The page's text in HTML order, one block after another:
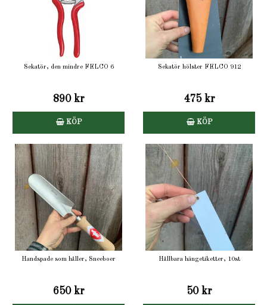
Sekatör, den mindre FELCO 6
890 kr
KÖP
Sekatör hölster FELCO 912
475 kr
KÖP
Handspade som håller, Sneeboer
650 kr
Hållbara hängetiketter, 10st
50 kr